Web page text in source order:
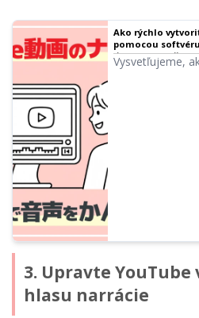
Ako rýchlo
pomocou
｜Softvér na
Vysvetľujeme,
3. Upravte YouTube
hlasu narrácie